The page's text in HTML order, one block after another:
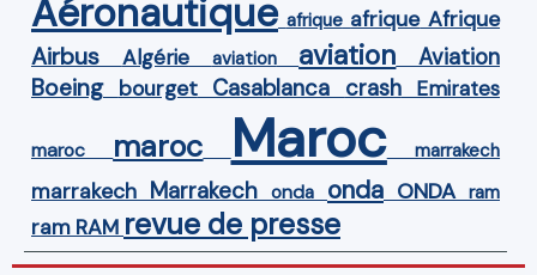
Aéronautique afrique afrique Afrique
Airbus Algérie aviation aviation Aviation
Boeing bourget Casablanca crash Emirates
maroc maroc Maroc marrakech
marrakech Marrakech onda onda ONDA ram
ram RAM revue de presse